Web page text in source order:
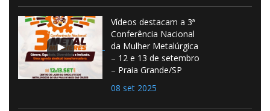
Vídeos destacam a 3ª
Conferência Nacional
da Mulher Metalúrgica
– 12 e 13 de setembro
– Praia Grande/SP
08 set 2025